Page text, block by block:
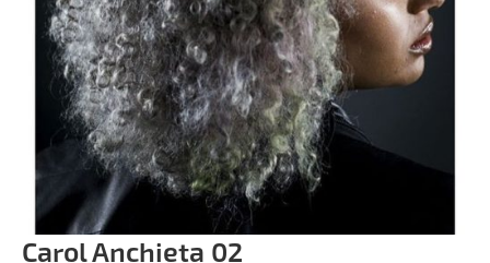
Carol Anchieta 02